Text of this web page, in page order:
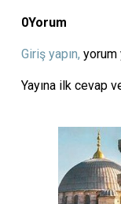
0Yorum
Giriş yapın, yorum
Yayına ilk cevap